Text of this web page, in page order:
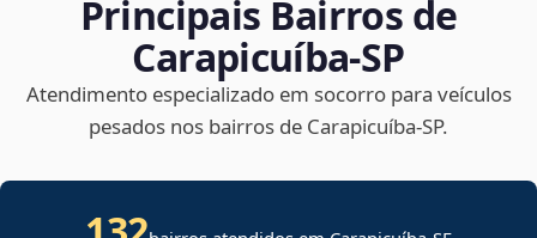
Principais Bairros de
Carapicuíba‑SP
Atendimento especializado em socorro para veículos
pesados nos bairros de Carapicuíba‑SP.